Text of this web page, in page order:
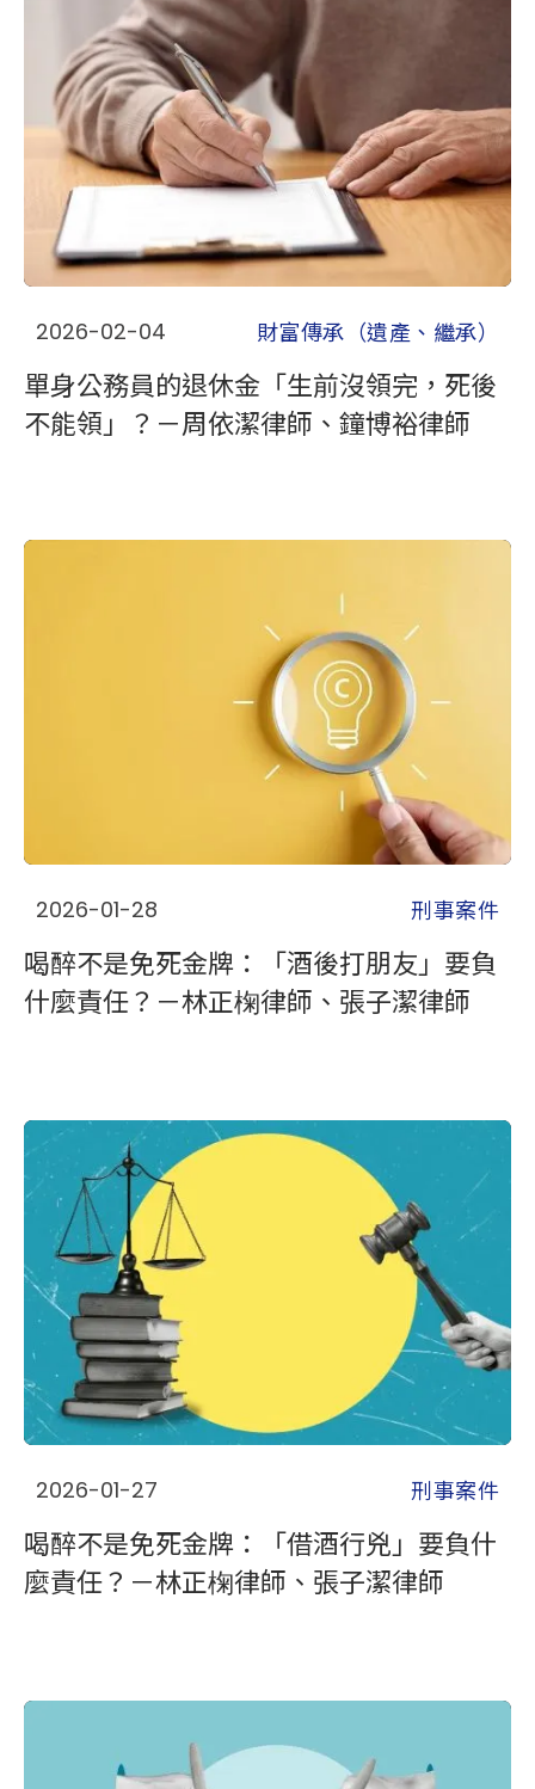
2026-02-04 財富傳承（遺產、繼承）
單身公務員的退休金「生前沒領完，死後
不能領」？－周依潔律師、鐘博裕律師
2026-01-28 刑事案件
喝醉不是免死金牌：「酒後打朋友」要負
什麼責任？－林正椈律師、張子潔律師
2026-01-27 刑事案件
喝醉不是免死金牌：「借酒行兇」要負什
麼責任？－林正椈律師、張子潔律師